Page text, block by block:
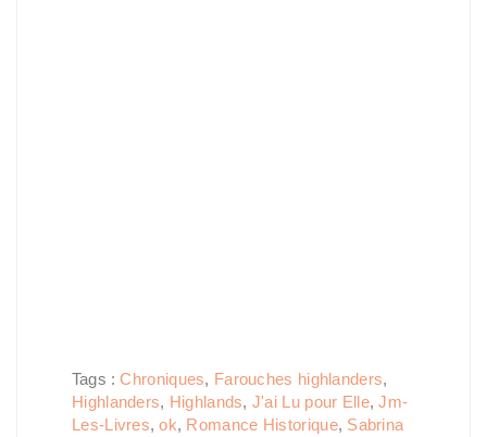
Tags :Chroniques, Farouches highlanders,
Highlanders, Highlands, J'ai Lu pour Elle,Jm-
Les-Livres,ok, Romance Historique, Sabrina